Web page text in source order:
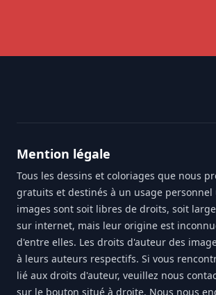
Mention légale
Tous les dessins et coloriages que nous
gratuits et destinés à un usage personnel
images sont soit libres de droits, soit
sur internet, mais leur origine est
d'entre elles. Les droits d'auteur des
à leurs auteurs respectifs. Si vous
lié aux droits d'auteur, veuillez nous
sur le bouton situé à droite. Nous nous